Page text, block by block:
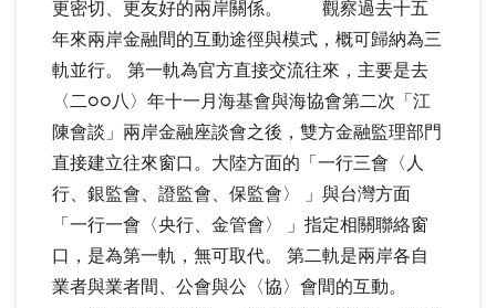
更密切、更友好的兩岸關係。 觀察過去十五
年來兩岸金融間的互動途徑與模式，概可歸納為三
軌並行。 第一軌為官方直接交流往來，主要是去
〈二○○八〉年十一月海基會與海協會第二次「江
陳會談」兩岸金融座談會之後，雙方金融監理部門
直接建立往來窗口。大陸方面的「一行三會〈人
行、銀監會、證監會、保監會〉 」與台灣方面
「一行一會〈央行、金管會〉 」指定相關聯絡窗
口，是為第一軌，無可取代。 第二軌是兩岸各自
業者與業者間、公會與公〈協〉會間的互動。